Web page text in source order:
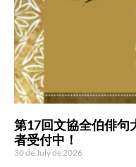
第17回文協全伯俳
者受付中！
30 de July de 2026